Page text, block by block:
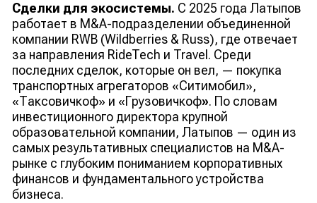
Сделки для экосистемы. С 2025 года Латыпов
работает в M&A-подразделении объединенной
компании RWB (Wildberries & Russ), где отвечает
за направления RideTech и Travel. Среди
последних сделок, которые он вел, — покупка
транспортных агрегаторов «Ситимобил»,
«Таксовичкоф» и «Грузовичкоф». По словам
инвестиционного директора крупной
образовательной компании, Латыпов — один из
самых результативных специалистов на M&A-
рынке с глубоким пониманием корпоративных
финансов и фундаментального устройства
бизнеса.